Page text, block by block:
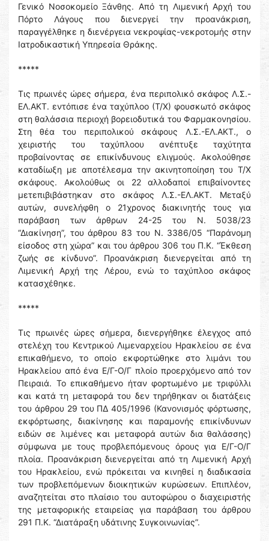
Γενικό Νοσοκομείο Ξάνθης. Από τη Λιμενική Αρχή του
Πόρτο Λάγους που διενεργεί την προανάκριση,
παραγγέλθηκε η διενέργεια νεκροψίας-νεκροτομής στην
Ιατροδικαστική Υπηρεσία Θράκης.
*****
Τις πρωινές ώρες σήμερα, ένα περιπολικό σκάφος Λ.Σ.-
ΕΛ.ΑΚΤ. εντόπισε ένα ταχύπλοο (Τ/Χ) φουσκωτό σκάφος
στη θαλάσσια περιοχή βορειοδυτικά του Φαρμακονησίου.
Στη θέα του περιπολικού σκάφους Λ.Σ.-ΕΛ.ΑΚΤ., ο
χειριστής του ταχύπλοου ανέπτυξε ταχύτητα
προβαίνοντας σε επικίνδυνους ελιγμούς. Ακολούθησε
καταδίωξη με αποτέλεσμα την ακινητοποίηση του Τ/Χ
σκάφους. Ακολούθως οι 22 αλλοδαποί επιβαίνοντες
μετεπιβιβάστηκαν στο σκάφος Λ.Σ.-ΕΛ.ΑΚΤ. Μεταξύ
αυτών, συνελήφθη ο 21χρονος διακινητής τους για
παράβαση των άρθρων 24-25 του Ν. 5038/23
“Διακίνηση”, του άρθρου 83 του Ν. 3386/05 “Παράνομη
είσοδος στη χώρα” και του άρθρου 306 του Π.Κ. “Έκθεση
ζωής σε κίνδυνο”. Προανάκριση διενεργείται από τη
Λιμενική Αρχή της Λέρου, ενώ το ταχύπλοο σκάφος
κατασχέθηκε.
*****
Τις πρωινές ώρες σήμερα, διενεργήθηκε έλεγχος από
στελέχη του Κεντρικού Λιμεναρχείου Ηρακλείου σε ένα
επικαθήμενο, το οποίο εκφορτώθηκε στο λιμάνι του
Ηρακλείου από ένα Ε/Γ-Ο/Γ πλοίο προερχόμενο από τον
Πειραιά. Το επικαθήμενο ήταν φορτωμένο με τριφύλλι
και κατά τη μεταφορά του δεν τηρήθηκαν οι διατάξεις
του άρθρου 29 του ΠΔ 405/1996 (Κανονισμός φόρτωσης,
εκφόρτωσης, διακίνησης και παραμονής επικίνδυνων
ειδών σε λιμένες και μεταφορά αυτών δια θαλάσσης)
σύμφωνα με τους προβλεπόμενους όρους για Ε/Γ-Ο/Γ
πλοία. Προανάκριση διενεργείται από τη Λιμενική Αρχή
του Ηρακλείου, ενώ πρόκειται να κινηθεί η διαδικασία
των προβλεπόμενων διοικητικών κυρώσεων. Επιπλέον,
αναζητείται στο πλαίσιο του αυτοφώρου ο διαχειριστής
της μεταφορικής εταιρείας για παράβαση του άρθρου
291 Π.Κ. “Διατάραξη υδάτινης Συγκοινωνίας”.